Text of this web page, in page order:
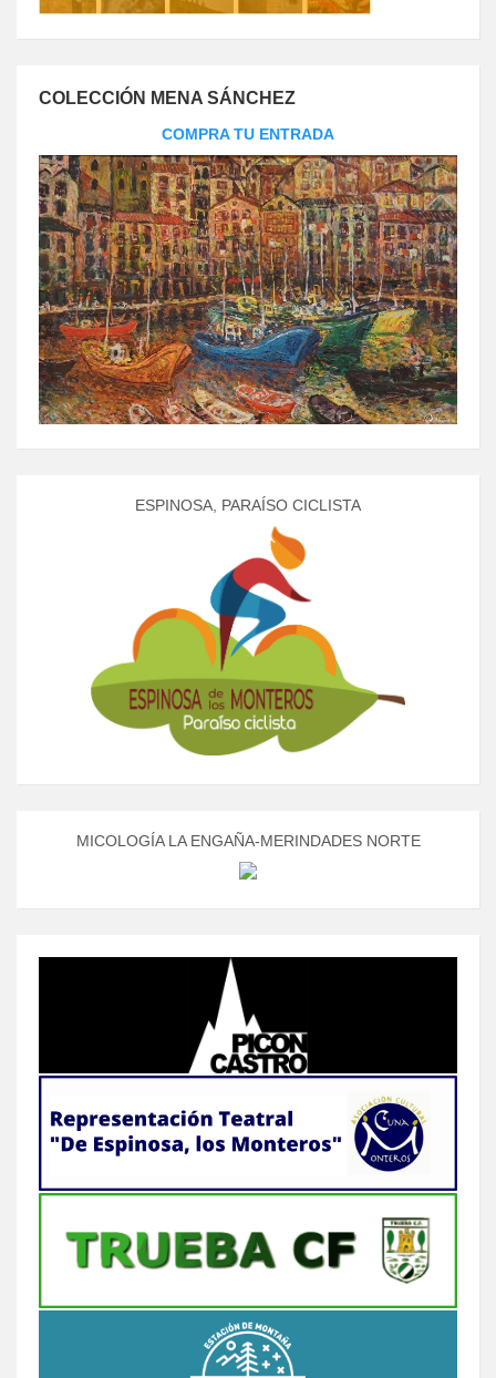
COLECCIÓN MENA SÁNCHEZ
COMPRA TU ENTRADA
ESPINOSA, PARAÍSO CICLISTA
MICOLOGÍA LA ENGAÑA-MERINDADES NORTE